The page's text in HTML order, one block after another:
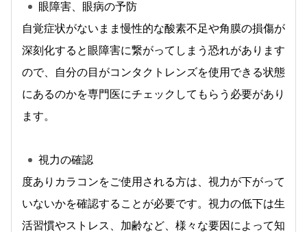
眼障害、眼病の予防
自覚症状がないまま慢性的な酸素不足や角膜の損傷が
深刻化すると眼障害に繋がってしまう恐れがあります
ので、自分の目がコンタクトレンズを使用できる状態
にあるのかを専門医にチェックしてもらう必要があり
ます。
視力の確認
度ありカラコンをご使用される方は、視力が下がって
いないかを確認することが必要です。視力の低下は生
活習慣やストレス、加齢など、様々な要因によって知